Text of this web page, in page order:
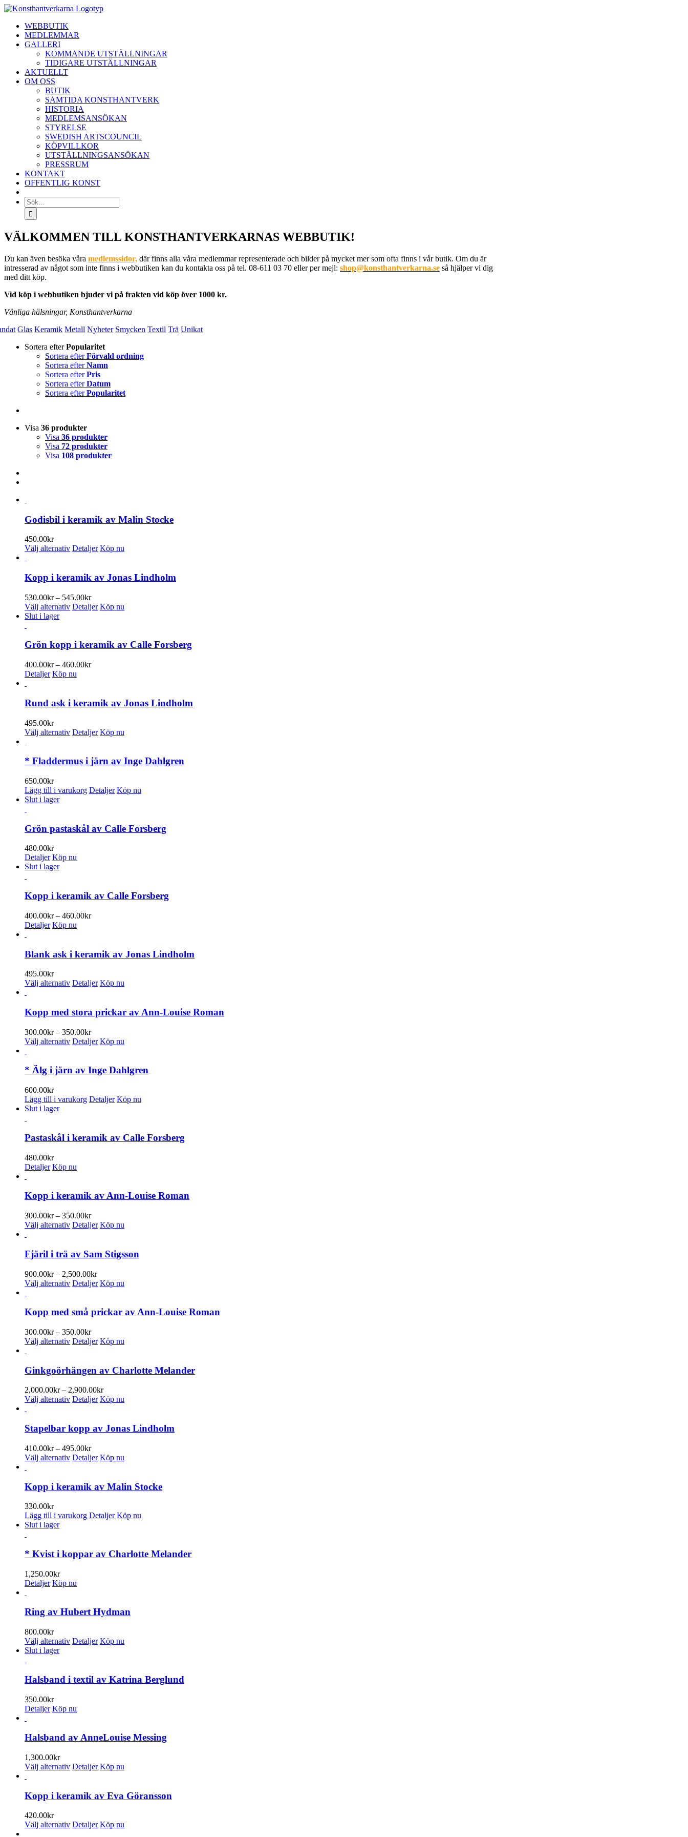
Fortsätt
innehålletWEBBUTIK
MEDLEMMAR
GALLERI
KOMMANDE UTSTÄLLNINGAR
TIDIGARE UTSTÄLLNINGAR
AKTUELLT
OM OSS
BUTIK
SAMTIDA KONSTHANTVERK
HISTORIA
MEDLEMSANSÖKAN
STYRELSE
SWEDISH ARTSCOUNCIL
KÖPVILLKOR
UTSTÄLLNINGSANSÖKAN
PRESSRUM
KONTAKT
OFFENTLIG KONST
Sök
efter:
VÄLKOMMEN TILL KONSTHANTVERKARNAS WEBBUTIK!
Du kan även besöka våra medlemssidor, där finns alla våra medlemmar representerade och bilder på mycket mer som ofta finns i vår butik. Om du är
intresserad av något som inte finns i webbutiken kan du kontakta oss på tel. 08-611 03 70 eller per mejl: shop@konsthantverkarna.se så hjälper vi dig
med ditt köp.
Vid köp i webbutiken bjuder vi på frakten vid köp över 1000 kr.
Vänliga hälsningar, Konsthantverkarna
Glas Keramik Metall Nyheter Smycken Textil Trä Unikat
Sortera efterPopularitet
Sortera efterFörvald ordning
Sortera efterNamn
Sortera efterPris
Sortera efterDatum
Sortera efterPopularitet
Visa 36 produkter
Visa 36 produkter
Visa 72 produkter
Visa 108 produkter
Godisbil i keramik av Malin Stocke
450.00kr
Välj alternativ Den
har
flera
varianter.
De
olika
väljas
på
Detaljer Köp nu
Kopp i keramik av Jonas Lindholm
530.00kr – 545.00krPrisintervall:
530.00kr
Välj alternativ Den
flera
De
olika
alternativen
väljas
på
Detaljer Köp nu
Slut i lager
Grön kopp i keramik av Calle Forsberg
400.00kr – 460.00krPrisintervall:
Detaljer Köp nu
Rund ask i keramik av Jonas Lindholm
495.00kr
Välj alternativ Den
har
De
olika
väljas
på
Detaljer Köp nu
* Fladdermus i järn av Inge Dahlgren
650.00kr
Lägg till i varukorg Detaljer Köp nu
Slut i lager
Grön pastaskål av Calle Forsberg
480.00kr
Detaljer Köp nu
Slut i lager
Kopp i keramik av Calle Forsberg
400.00kr – 460.00krPrisintervall:
Detaljer Köp nu
Blank ask i keramik av Jonas Lindholm
495.00kr
Välj alternativ Den
har
flera
varianter.
De
olika
väljas
Detaljer Köp nu
Kopp med stora prickar av Ann-Louise Roman
300.00kr – 350.00krPrisintervall:
300.00kr
Välj alternativ Den
har
De
olika
väljas
på
Detaljer Köp nu
* Älg i järn av Inge Dahlgren
600.00kr
Lägg till i varukorg Detaljer Köp nu
Slut i lager
Pastaskål i keramik av Calle Forsberg
480.00kr
Detaljer Köp nu
Kopp i keramik av Ann-Louise Roman
300.00kr – 350.00krPrisintervall:
300.00kr
Välj alternativ Den
har
flera
varianter.
De
olika
väljas
produktsidan
Detaljer Köp nu
Fjäril i trä av Sam Stigsson
900.00kr – 2,500.00krPrisintervall:
900.00kr
Välj alternativ Den
har
varianter.
De
olika
kan
väljas
produktsidan
Detaljer Köp nu
Kopp med små prickar av Ann-Louise Roman
300.00kr – 350.00krPrisintervall:
300.00kr
Välj alternativ Den
har
flera
varianter.
De
olika
väljas
produktsidan
Detaljer Köp nu
Ginkgoörhängen av Charlotte Melander
2,000.00kr – 2,900.00krPrisintervall:
2,000.00kr
Välj alternativ Den
har
flera
varianter.
De
olika
väljas
Detaljer Köp nu
Stapelbar kopp av Jonas Lindholm
410.00kr – 495.00krPrisintervall:
410.00kr
Välj alternativ Den
har
flera
De
olika
på
Detaljer Köp nu
Kopp i keramik av Malin Stocke
330.00kr
Lägg till i varukorg Detaljer Köp nu
Slut i lager
* Kvist i koppar av Charlotte Melander
1,250.00kr
Detaljer Köp nu
Ring av Hubert Hydman
800.00kr
Välj alternativ Den
flera
varianter.
alternativen
väljas
på
Detaljer Köp nu
Slut i lager
Halsband i textil av Katrina Berglund
350.00kr
Detaljer Köp nu
Halsband av AnneLouise Messing
1,300.00kr
Välj alternativ Den
har
flera
De
olika
Detaljer Köp nu
Kopp i keramik av Eva Göransson
420.00kr
Välj alternativ Den
Detaljer Köp nu